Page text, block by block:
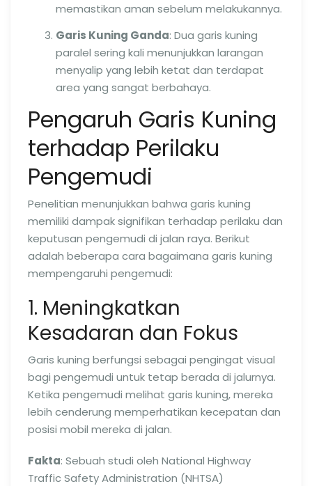
memastikan aman sebelum melakukannya.
Garis Kuning Ganda: Dua garis kuning
paralel sering kali menunjukkan larangan
menyalip yang lebih ketat dan terdapat
area yang sangat berbahaya.
Pengaruh Garis Kuning
terhadap Perilaku
Pengemudi
Penelitian menunjukkan bahwa garis kuning
memiliki dampak signifikan terhadap perilaku dan
keputusan pengemudi di jalan raya. Berikut
adalah beberapa cara bagaimana garis kuning
mempengaruhi pengemudi:
1. Meningkatkan
Kesadaran dan Fokus
Garis kuning berfungsi sebagai pengingat visual
bagi pengemudi untuk tetap berada di jalurnya.
Ketika pengemudi melihat garis kuning, mereka
lebih cenderung memperhatikan kecepatan dan
posisi mobil mereka di jalan.
Fakta: Sebuah studi oleh National Highway
Traffic Safety Administration (NHTSA)